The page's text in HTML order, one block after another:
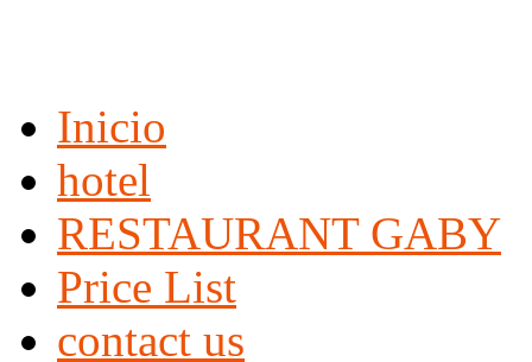
Inicio
hotel
RESTAURANT GABY
Price List
contact us